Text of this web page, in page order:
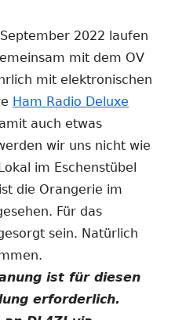
2022 laufen
mit dem OV
mit elektronischen
Ham Radio Deluxe
auch etwas
wir uns nicht wie
im Eschenstübel
die Orangerie im
Für das
sein. Natürlich
ist für diesen
erforderlich.